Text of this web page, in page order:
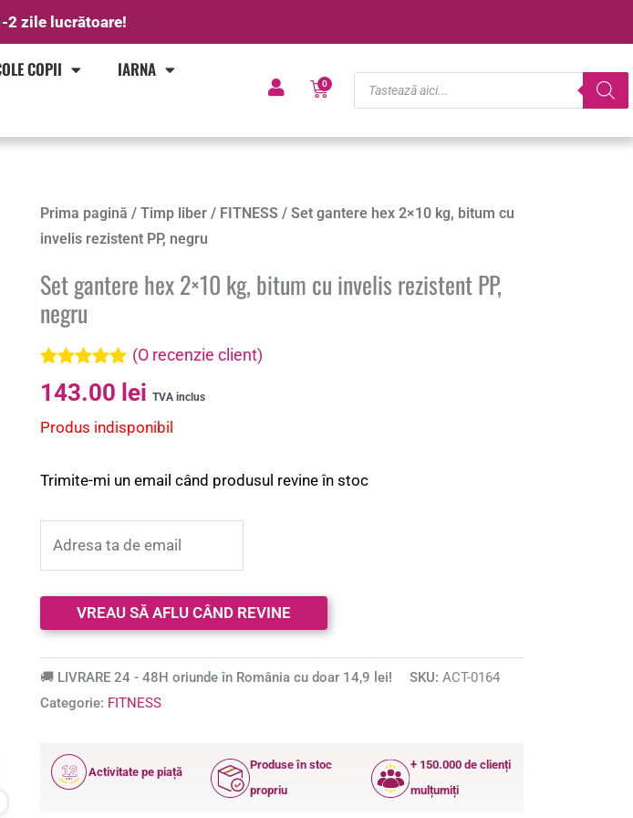
2 zile lucrătoare!
COPII
IARNA
0
Cart
Products
search
Prima pagină /Timp liber / FITNESS / Set gantere hex 2×10 kg, bitum cu
invelis rezistent PP, negru
Set gantere hex 2×10 kg, bitum cu invelis rezistent PP,
negru
Evaluat la
5.00din 5 pe
singure
(O recenzie client)
143.00 lei TVA inclus
Produs indisponibil
Trimite-mi un email când produsul revine în stoc
🚚 LIVRARE 24 - 48H oriunde în România cu doar 14,9 lei! SKU:ACT-0164
Categorie: FITNESS
12
ANI
Activitate pe piață
Produse în stoc
propriu
+ 150.000 de clienți
mulțumiți